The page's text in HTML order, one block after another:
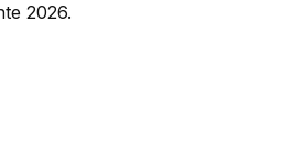
2026.